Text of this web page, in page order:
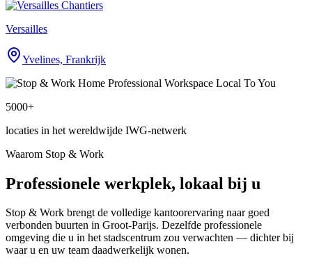
Versailles
Yvelines, Frankrijk
5000+
locaties in het wereldwijde IWG-netwerk
Waarom Stop & Work
Professionele werkplek, lokaal bij u
Stop & Work brengt de volledige kantoorervaring naar goed
verbonden buurten in Groot-Parijs. Dezelfde professionele
omgeving die u in het stadscentrum zou verwachten — dichter bij
waar u en uw team daadwerkelijk wonen.